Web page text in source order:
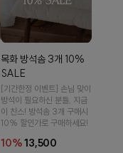
목화 방석솜 3개 10%
SALE
[기간한정 이벤트] 손님 맞이
방석이 필요하신 분들, 지금
이 찬스! 방석솜 3개 구매시
10% 할인가로 구매하세요!
10%13,500